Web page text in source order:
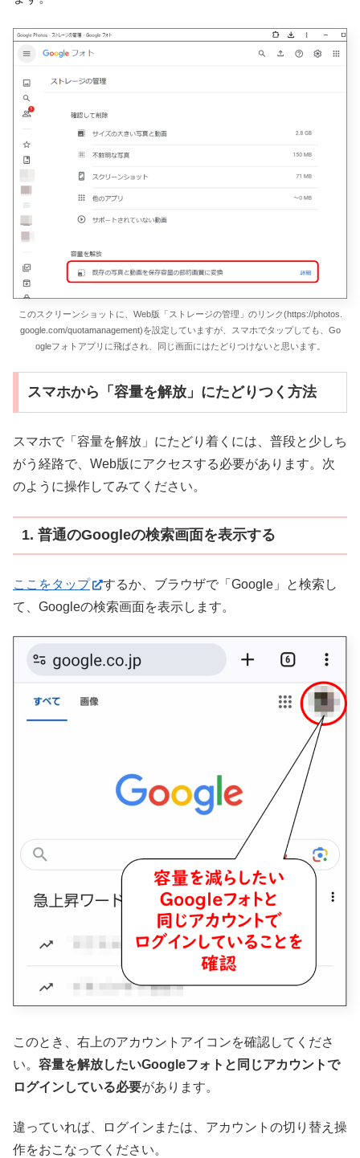
このスクリーンショットに、Web版「ストレージの管理」のリンク(https://photos.
google.com/quotamanagement)を設定していますが、スマホでタップしても、Go
ogleフォトアプリに飛ばされ、同じ画面にはたどりつけないと思います。
スマホから「容量を解放」にたどりつく方法
スマホで「容量を解放」にたどり着くには、普段と少しち
がう経路で、Web版にアクセスする必要があります。次
のように操作してみてください。
1. 普通のGoogleの検索画面を表示する
ここをタップ
するか、ブラウザで「Google」と検索し
て、Googleの検索画面を表示します。
このとき、右上のアカウントアイコンを確認してくださ
い。 容量を解放したいGoogleフォトと同じアカウントで
ログインしている必要があります。
違っていれば、ログインまたは、アカウントの切り替え操
作をおこなってください。